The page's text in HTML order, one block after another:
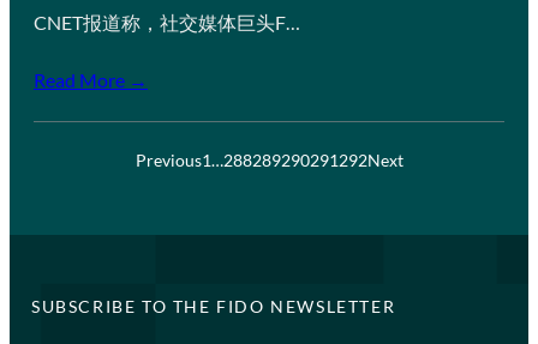
CNET报道称，社交媒体巨头F…
Read More →
Previous1…288289290291292Next
SUBSCRIBE TO THE FIDO NEWSLETTER